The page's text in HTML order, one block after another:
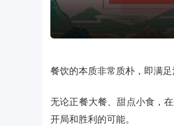
餐饮的本质非常质朴，即满足
无论正餐大餐、甜点小食，
开局和胜利的可能。